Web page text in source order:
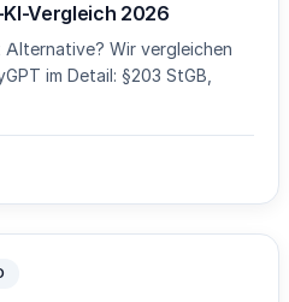
Vergleich 2026
Alternative? Wir vergleichen
im Detail: §203 StGB,